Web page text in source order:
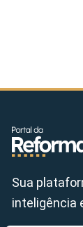
Sua
inteligência